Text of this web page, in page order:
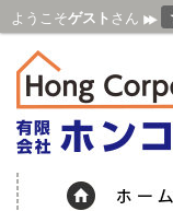
ようこそゲスト さん